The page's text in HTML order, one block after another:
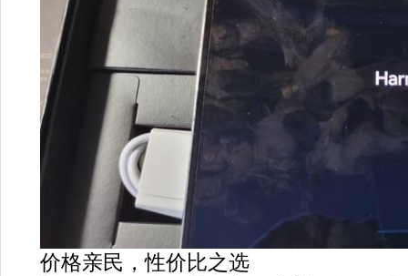
价格亲民，性价比之选